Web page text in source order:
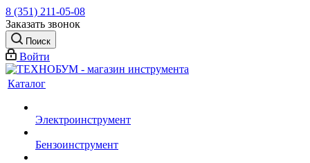
8 (351) 211-05-08
Заказать звонок
Поиск
Войти
Каталог
Электроинструмент
Бензоинструмент